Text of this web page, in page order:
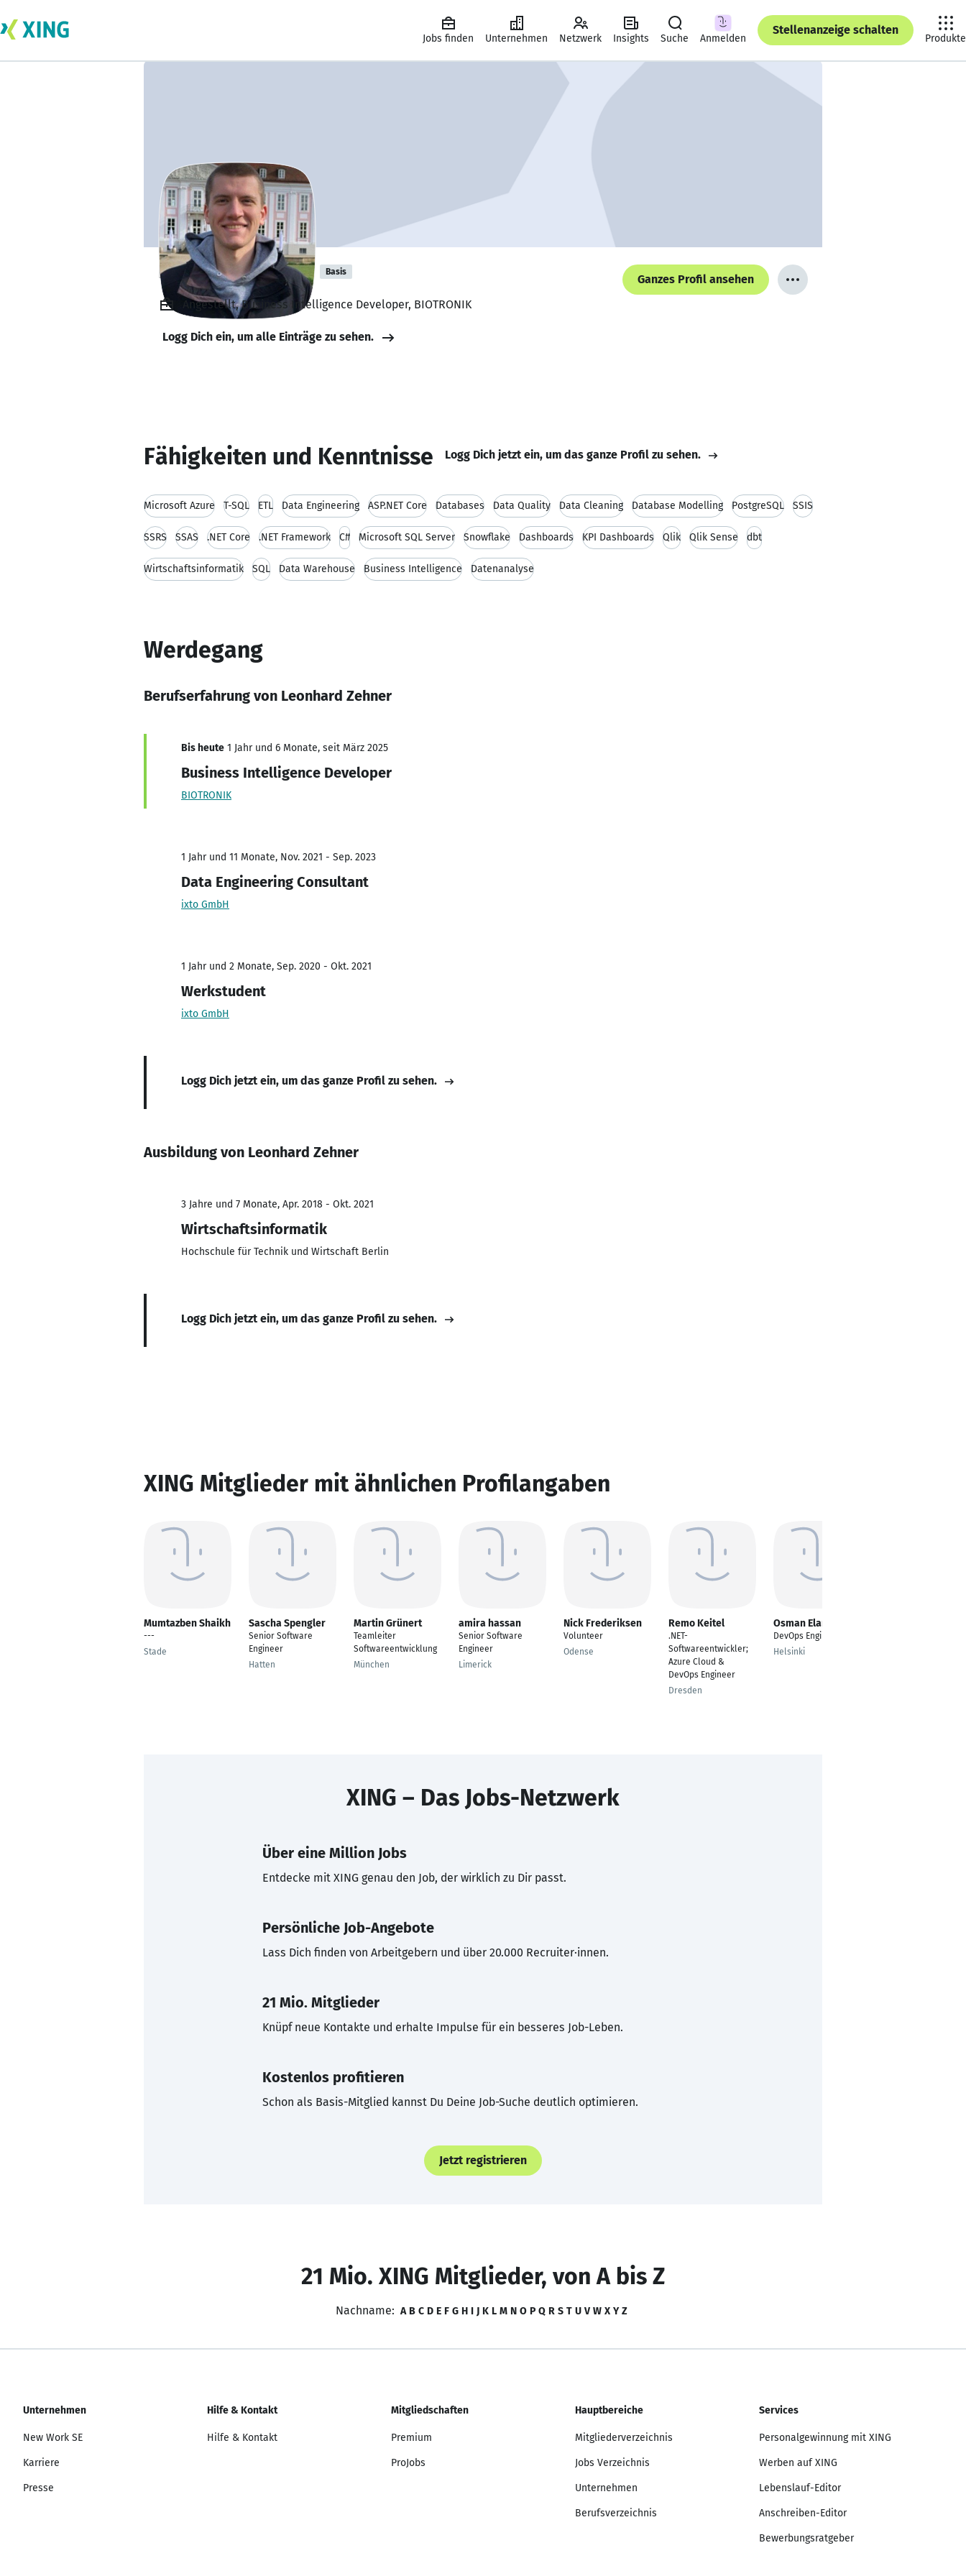
Jobs finden Unternehmen Netzwerk Insights Suche Anmelden
Stellenanzeige schalten
Produkte
Leonhard Zehner Basis
Ganzes Profil ansehen
Angestellt, Business Intelligence Developer, BIOTRONIK
Logg Dich ein, um alle Einträge zu sehen.
Fähigkeiten und Kenntnisse Logg Dich jetzt ein, um das ganze Profil zu sehen.
Microsoft Azure T-SQL ETL Data Engineering ASP.NET Core Databases Data Quality Data Cleaning Database Modelling PostgreSQL SSIS
SSRS SSAS .NET Core .NET Framework C# Microsoft SQL Server Snowflake Dashboards KPI Dashboards Qlik Qlik Sense dbt
Wirtschaftsinformatik SQL Data Warehouse Business Intelligence Datenanalyse
Werdegang
Berufserfahrung von Leonhard Zehner
Bis heute 1 Jahr und 6 Monate, seit März 2025
Business Intelligence Developer
BIOTRONIK
1 Jahr und 11 Monate, Nov. 2021 - Sep. 2023
Data Engineering Consultant
ixto GmbH
1 Jahr und 2 Monate, Sep. 2020 - Okt. 2021
Werkstudent
ixto GmbH
Logg Dich jetzt ein, um das ganze Profil zu sehen.
Ausbildung von Leonhard Zehner
3 Jahre und 7 Monate, Apr. 2018 - Okt. 2021
Wirtschaftsinformatik
Hochschule für Technik und Wirtschaft Berlin
Logg Dich jetzt ein, um das ganze Profil zu sehen.
XING Mitglieder mit ähnlichen Profilangaben
Mumtazben Shaikh
---
Stade
Sascha Spengler
Senior Software
Engineer
Hatten
Martin Grünert
Teamleiter
Softwareentwicklung
München
amira hassan
Senior Software
Engineer
Limerick
Nick Frederiksen
Volunteer
Odense
Remo Keitel
.NET-
Softwareentwickler;
Azure Cloud &
DevOps Engineer
Dresden
Osman Elamin
DevOps Engineer
Helsinki
XING – Das Jobs-Netzwerk
Über eine Million Jobs
Entdecke mit XING genau den Job, der wirklich zu Dir passt.
Persönliche Job-Angebote
Lass Dich finden von Arbeitgebern und über 20.000 Recruiter·innen.
21 Mio. Mitglieder
Knüpf neue Kontakte und erhalte Impulse für ein besseres Job-Leben.
Kostenlos profitieren
Schon als Basis-Mitglied kannst Du Deine Job-Suche deutlich optimieren.
Jetzt registrieren
21 Mio. XING Mitglieder, von A bis Z
Nachname: A B C D E F G H I J K L M N O P Q R S T U V W X Y Z
Unternehmen
New Work SE
Karriere
Presse
Hilfe & Kontakt
Hilfe & Kontakt
Mitgliedschaften
Premium
ProJobs
Hauptbereiche
Mitgliederverzeichnis
Jobs Verzeichnis
Unternehmen
Berufsverzeichnis
Services
Personalgewinnung mit XING
Werben auf XING
Lebenslauf-Editor
Anschreiben-Editor
Bewerbungsratgeber